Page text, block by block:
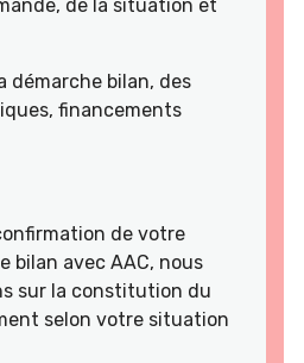
de la situation et
démarche bilan, des
financements
de votre
bilan avec AAC, nous
sur la constitution du
selon votre situation